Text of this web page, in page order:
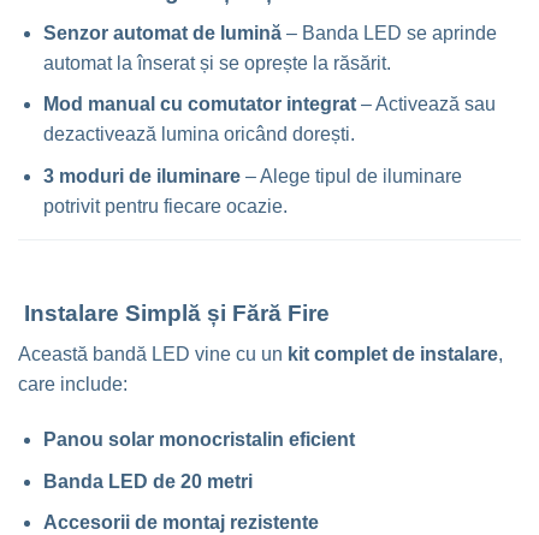
Senzor automat de lumină– Banda LED se aprinde
automat la înserat și se oprește la răsărit.
Mod manual cu comutator integrat– Activează sau
dezactivează lumina oricând dorești.
3 moduri de iluminare– Alege tipul de iluminare
potrivit pentru fiecare ocazie.
Instalare Simplă și Fără Fire
Această bandă LED vine cu un kit complet de instalare,
care include:
Panou solar monocristalin eficient
Banda LED de 20 metri
Accesorii de montaj rezistente